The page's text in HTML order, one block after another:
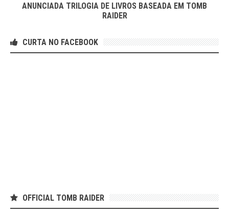
ANUNCIADA TRILOGIA DE LIVROS BASEADA EM TOMB
RAIDER
CURTA NO FACEBOOK
OFFICIAL TOMB RAIDER